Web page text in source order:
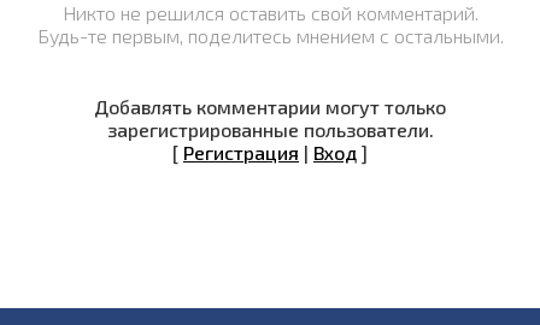
Никто не решился оставить свой комментарий.
Будь-те первым, поделитесь мнением с остальными.
Добавлять комментарии могут только
зарегистрированные пользователи.
[ Регистрация | Вход ]